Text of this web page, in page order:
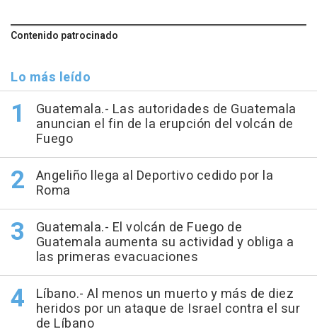
Contenido patrocinado
Lo más leído
Guatemala.- Las autoridades de Guatemala
anuncian el fin de la erupción del volcán de
Fuego
Angeliño llega al Deportivo cedido por la
Roma
Guatemala.- El volcán de Fuego de
Guatemala aumenta su actividad y obliga a
las primeras evacuaciones
Líbano.- Al menos un muerto y más de diez
heridos por un ataque de Israel contra el sur
de Líbano